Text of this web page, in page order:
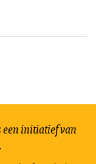
een initiatief van